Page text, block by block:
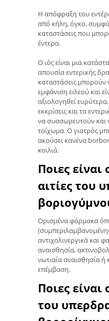
Η απόφραξη του
από κήλη, όγκο,
καταστάσεις που
έντερα.
Ο ιός είναι μια
απουσία εντερικής
καταστάσεις
εμφάνιση ειλεού και
αξιολογηθεί
εκκρίσεις και τα
να συσσωρευτούν και
τοίχωμα. Ο γιατρός
ακούσει κανένα
κοιλιά.
Ποιες είναι
αιτίες του
Ορισμένα φάρμακα
αντιχολινεργικά και
αναισθησία,
νωτιαία αναισθησία ή
επέμβαση.
Ποιες είναι
του